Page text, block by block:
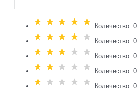
Количество: 0
Количество: 0
Количество: 0
Количество: 0
Количество: 0